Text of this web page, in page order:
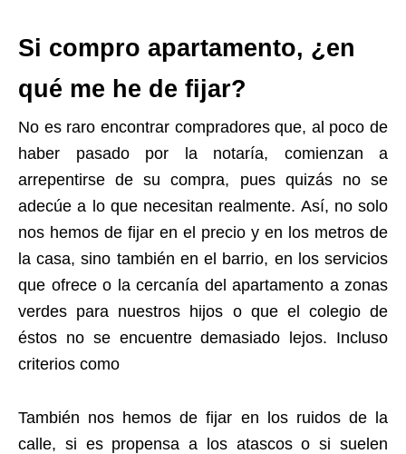
Si compro apartamento, ¿en
qué me he de fijar?
No es raro encontrar compradores que, al poco de
haber pasado por la notaría, comienzan a
arrepentirse de su compra, pues quizás no se
adecúe a lo que necesitan realmente. Así, no solo
nos hemos de fijar en el precio y en los metros de
la casa, sino también en el barrio, en los servicios
que ofrece o la cercanía del apartamento a zonas
verdes para nuestros hijos o que el colegio de
éstos no se encuentre demasiado lejos. Incluso
criterios como
También nos hemos de fijar en los ruidos de la
calle, si es propensa a los atascos o si suelen